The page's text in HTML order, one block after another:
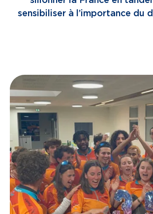
sensibiliser à l’importance du